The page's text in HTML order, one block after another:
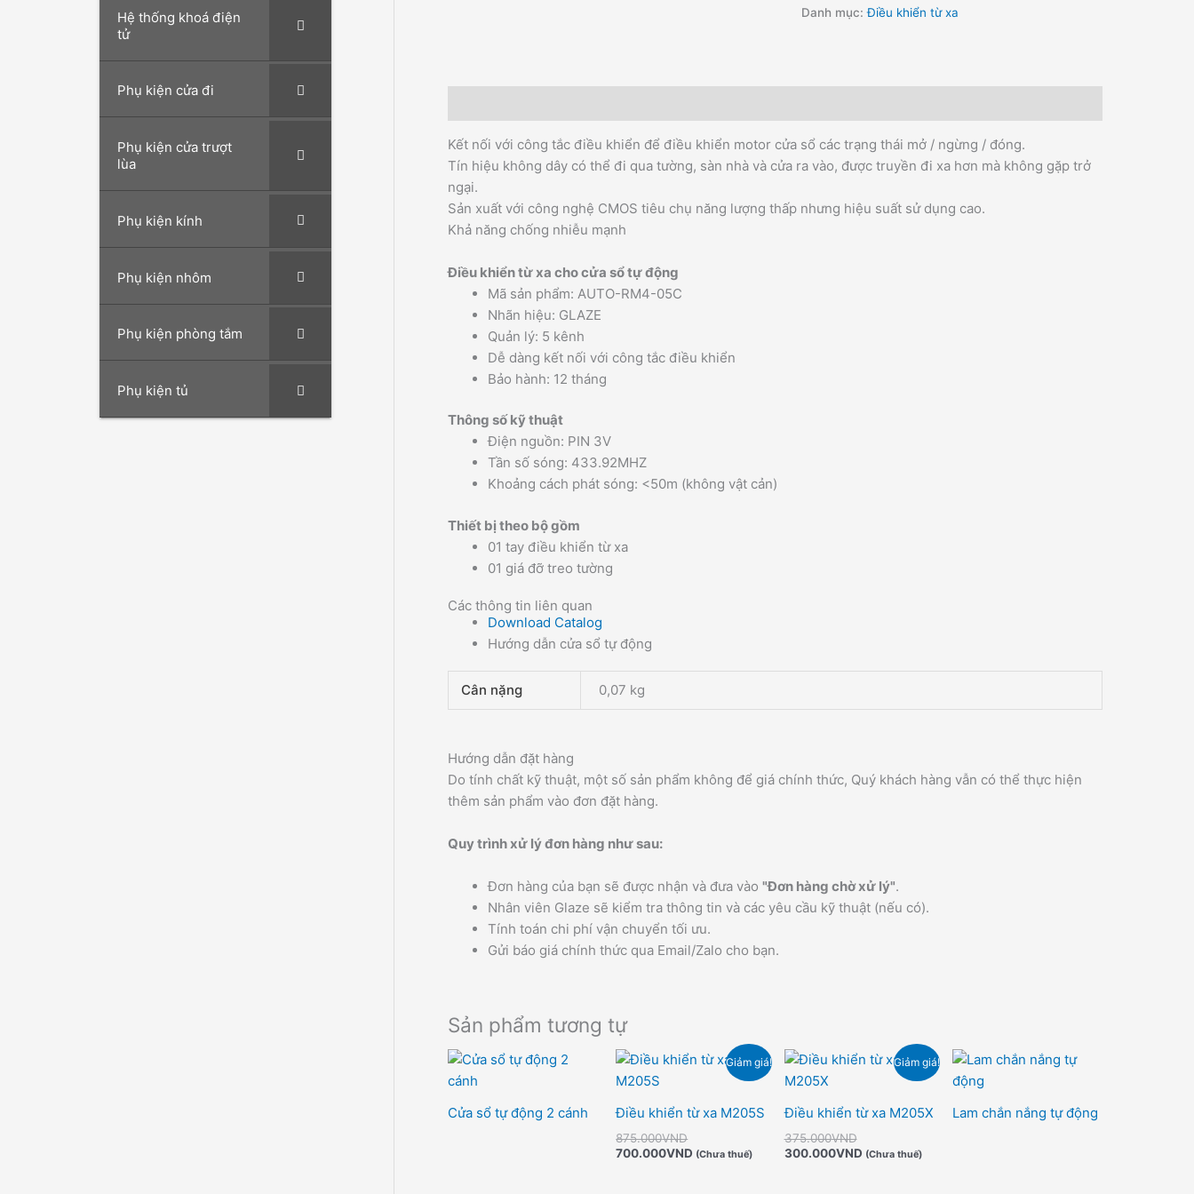
Hệ thống khoá điện
tử
Phụ kiện cửa đi
Phụ kiện cửa trượt
lùa
Phụ kiện kính
Phụ kiện nhôm
Phụ kiện phòng tắm
Phụ kiện tủ
Danh mục:Điều khiển từ xa
Kết nối với công tắc điều khiển để điều khiển motor cửa sổ các trạng thái mở / ngừng / đóng.
Tín hiệu không dây có thể đi qua tường, sàn nhà và cửa ra vào, được truyền đi xa hơn mà không gặp trở
ngại.
Sản xuất với công nghệ CMOS tiêu chụ năng lượng thấp nhưng hiệu suất sử dụng cao.
Khả năng chống nhiễu mạnh
Điều khiển từ xa cho cửa sổ tự động
Mã sản phẩm: AUTO-RM4-05C
Nhãn hiệu: GLAZE
Quản lý: 5 kênh
Dễ dàng kết nối với công tắc điều khiển
Bảo hành: 12 tháng
Thông số kỹ thuật
Điện nguồn: PIN 3V
Tần số sóng: 433.92MHZ
Khoảng cách phát sóng: <50m (không vật cản)
Thiết bị theo bộ gồm
01 tay điều khiển từ xa
01 giá đỡ treo tường
Các thông tin liên quan
Download Catalog
Hướng dẫn cửa sổ tự động
Cân nặng 0,07 kg
Hướng dẫn đặt hàng
Do tính chất kỹ thuật, một số sản phẩm không để giá chính thức, Quý khách hàng vẫn có thể thực hiện
thêm sản phẩm vào đơn đặt hàng.
Quy trình xử lý đơn hàng như sau:
Đơn hàng của bạn sẽ được nhận và đưa vào "Đơn hàng chờ xử lý".
Nhân viên Glaze sẽ kiểm tra thông tin và các yêu cầu kỹ thuật (nếu có).
Tính toán chi phí vận chuyển tối ưu.
Gửi báo giá chính thức qua Email/Zalo cho bạn.
Sản phẩm tương tự
Cửa sổ tự động 2 cánh
Giảm giá!
Điều khiển từ xa M205S
875.000VND
Giá
700.000VND
Giá
700.000VND.
(Chưa thuế)
Giảm giá!
Điều khiển từ xa M205X
375.000VND
Giá
300.000VND
Giá
300.000VND.
(Chưa thuế)
Lam chắn nắng tự động